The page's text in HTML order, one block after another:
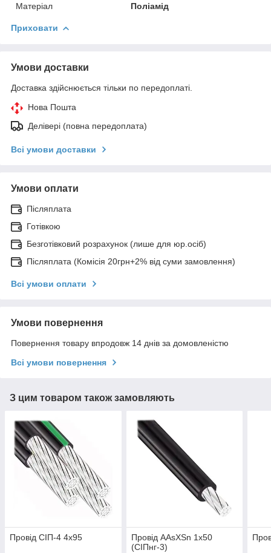
Матеріал
Поліамід
Приховати
Умови доставки
Доставка здійснюється тільки по передоплаті.
Нова Пошта
Делівері (повна передоплата)
Всі умови доставки
Умови оплати
Післяплата
Готівкою
Безготівковий розрахунок (лише для юр.осіб)
Післяплата (Комісія 20грн+2% від суми замовлення)
Всі умови оплати
Умови повернення
Повернення товару впродовж 14 днів за домовленістю
Всі умови повернення
З цим товаром також замовляють
Провід СІП-4 4х95
Провід AAsXSn 1х50
(СІПнг-3)